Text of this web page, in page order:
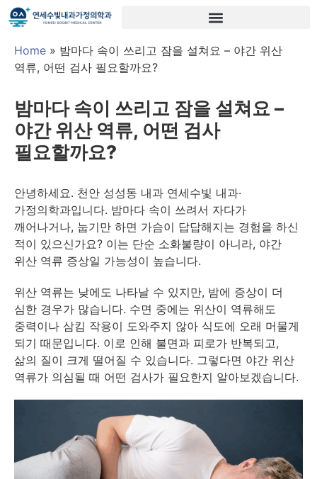
Home » 밤마다 속이 쓰리고 잠을 설쳐요 – 야간 위산
역류, 어떤 검사 필요할까요?
밤마다 속이 쓰리고 잠을 설쳐요 –
야간 위산 역류, 어떤 검사
필요할까요?
안녕하세요. 천안 성성동 내과 연세수빛 내과·
가정의학과입니다. 밤마다 속이 쓰려서 자다가
깨어나거나, 눕기만 하면 가슴이 답답해지는 경험을 하신
적이 있으신가요? 이는 단순 소화불량이 아니라, 야간
위산 역류 증상일 가능성이 높습니다.
위산 역류는 낮에도 나타날 수 있지만, 밤에 증상이 더
심한 경우가 많습니다. 수면 중에는 위산이 역류해도
중력이나 삼킴 작용이 도와주지 않아 식도에 오래 머물게
되기 때문입니다. 이로 인해 불면과 피로가 반복되고,
삶의 질이 크게 떨어질 수 있습니다. 그렇다면 야간 위산
역류가 의심될 때 어떤 검사가 필요한지 알아보겠습니다.